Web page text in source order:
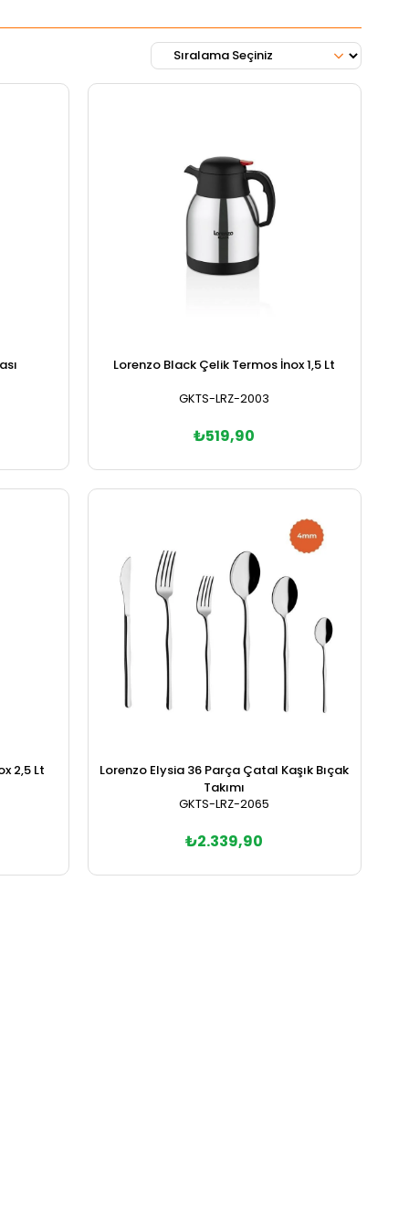
Lorenzo Black Çelik Termos İnox 1,5 Lt
GKTS-LRZ-2003
₺519,90
Sepete Ekle
2,5 Lt
Lorenzo Elysia 36 Parça Çatal Kaşık Bıçak
Takımı
GKTS-LRZ-2065
₺2.339,90